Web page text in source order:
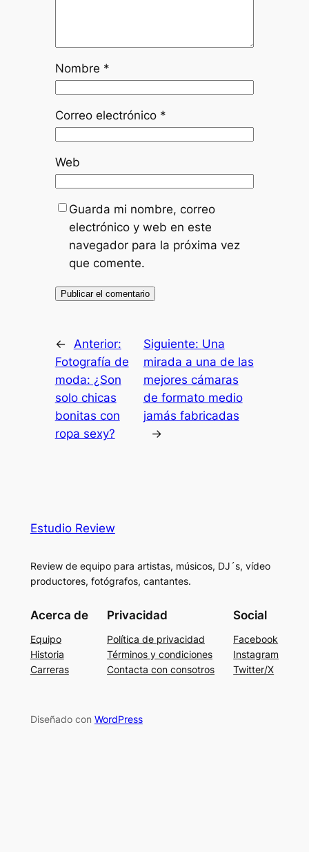
Nombre *
Correo electrónico *
Web
Guarda mi nombre, correo
electrónico y web en este
navegador para la próxima vez
que comente.
←
Anterior:
Fotografía de
moda: ¿Son
solo chicas
bonitas con
ropa sexy?
Siguiente: Una
mirada a una de las
mejores cámaras
de formato medio
jamás fabricadas
→
Estudio Review
Review de equipo para artistas, músicos, DJ´s, vídeo
productores, fotógrafos, cantantes.
Acerca de
Equipo
Historia
Carreras
Privacidad
Política de privacidad
Términos y condiciones
Contacta con consotros
Social
Facebook
Instagram
Twitter/X
Diseñado con WordPress